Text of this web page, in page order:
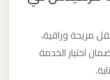
مريحة وراقية،
اختيار الخدمة